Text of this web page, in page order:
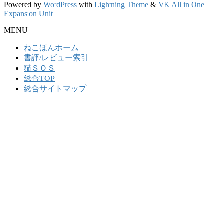
Powered by WordPress with Lightning Theme & VK All in One
Expansion Unit
MENU
ねこほんホーム
書評/レビュー索引
猫ＳＯＳ
総合TOP
総合サイトマップ